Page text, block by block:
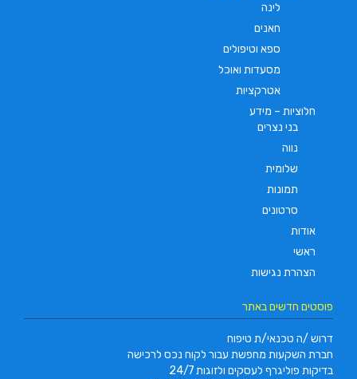
לינה
חאנים
ספא וטיפולים
מסעדות ואוכל
אטרקציות
חלוציות – מידע
בני נצרים
נווה
שלומית
תמונות
סרטונים
אודות
ראשי
הצהרת נגישות
פוסטים חדשים באתר
דרוש /ה טכנאי/ת טיפוח
חברת השקעות מחפשת עבור לקוח נכס לרכישה
בדיקות פוליגרף לעסקים ולזוגות 24/7